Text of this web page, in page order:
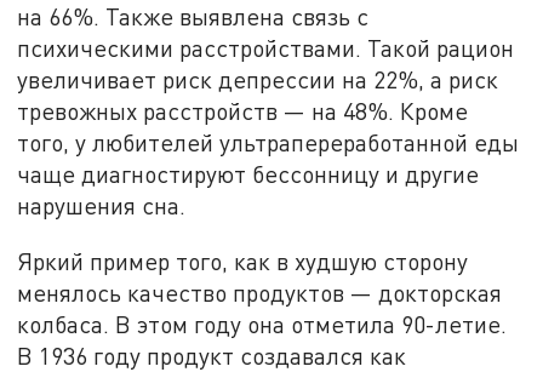
на 66%. Также выявлена связь с
психическими расстройствами. Такой рацион
увеличивает риск депрессии на 22%, а риск
тревожных расстройств — на 48%. Кроме
того, у любителей ультрапереработанной еды
чаще диагностируют бессонницу и другие
нарушения сна.
Яркий пример того, как в худшую сторону
менялось качество продуктов — докторская
колбаса. В этом году она отметила 90-летие.
В 1936 году продукт создавался как